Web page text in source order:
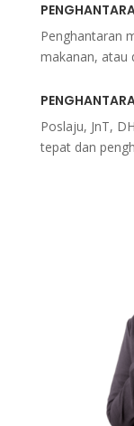
Penghantaran
makanan, atau
Poslaju, JnT,
tepat dan